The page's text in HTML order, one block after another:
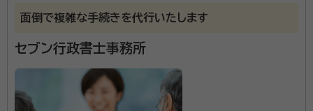
面倒で複雑な手続きを代行いたします
セブン行政書士事務所